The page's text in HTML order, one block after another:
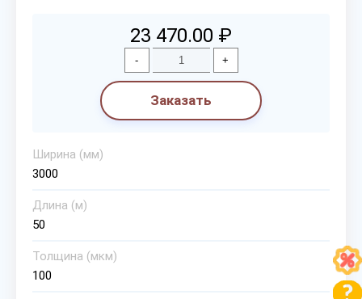
23 470.00 ₽
- +
Заказать
Ширина (мм)
3000
Длина (м)
50
Толщина (мкм)
100